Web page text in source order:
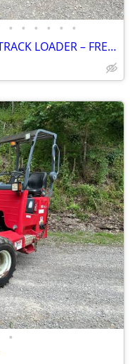
• • • • • •
2019 BOBCAT T740 SKID STEER / TRACK LOADER – FREE DELIVERY
•